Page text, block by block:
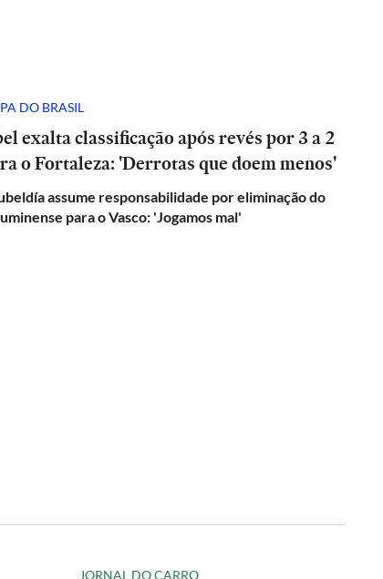
DO BRASIL
exalta classificação após revés por 3 a 2
o Fortaleza: 'Derrotas que doem menos'
assume responsabilidade por eliminação do
para o Vasco: 'Jogamos mal'
JORNAL DO CARRO